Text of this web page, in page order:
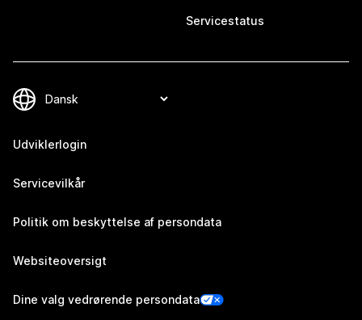
Servicestatus
Udviklerlogin
Servicevilkår
Politik om beskyttelse af persondata
Websiteoversigt
Dine valg vedrørende persondata